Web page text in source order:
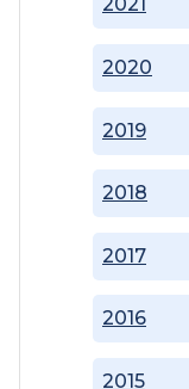
2015
2016
2017
2018
2019
2020
2021